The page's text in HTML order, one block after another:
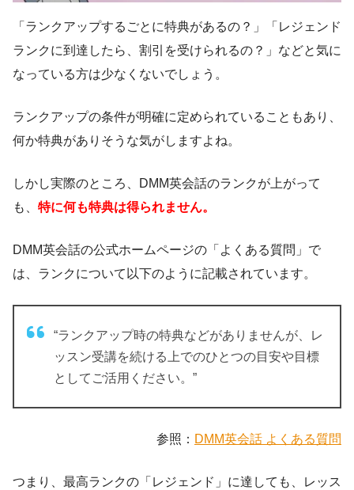
「ランクアップするごとに特典があるの？」「レジェンド
ランクに到達したら、割引を受けられるの？」などと気に
なっている方は少なくないでしょう。
ランクアップの条件が明確に定められていることもあり、
何か特典がありそうな気がしますよね。
しかし実際のところ、DMM英会話のランクが上がって
も、 特に何も特典は得られません。
DMM英会話の公式ホームページの「よくある質問」で
は、ランクについて以下のように記載されています。
“ランクアップ時の特典などがありませんが、レ
ッスン受講を続ける上でのひとつの目安や目標
としてご活用ください。”
参照： DMM英会話 よくある質問
つまり、最高ランクの「レジェンド」に達しても、レッス